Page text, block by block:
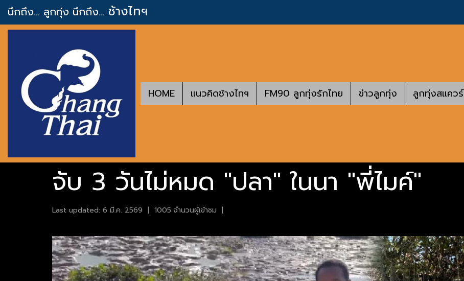
นึกถึง... ลูกทุ่ง นึกถึง... ช้างไทฯ
HOME แนวคิดช้างไทฯ FM90 ลูกทุ่งรักไทย ข่าวลูกทุ่ง ลูกทุ่งสแควร์
จับ 3 วันไม่หมด "ปลา" ในนา "พี่ไมค์"
Last updated: 6 มี.ค. 2569 | 1005 จำนวนผู้เข้าชม |